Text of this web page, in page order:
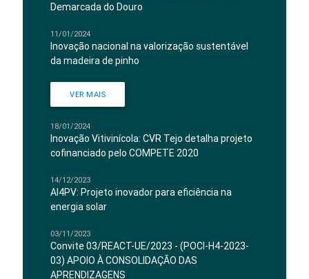
Demarcada do Douro
11/01/2024
Inovação nacional na valorização sustentável
da madeira de pinho
VER MAIS
18/01/2024
Inovação Vitivinícola: CVR Tejo detalha projeto
cofinanciado pelo COMPETE 2020
14/12/2023
AI4PV: Projeto inovador para eficiência na
energia solar
03/11/2023
Convite 03/REACT-UE/2023 - (POCI-H4-2023-
03) APOIO À CONSOLIDAÇÃO DAS
APRENDIZAGENS